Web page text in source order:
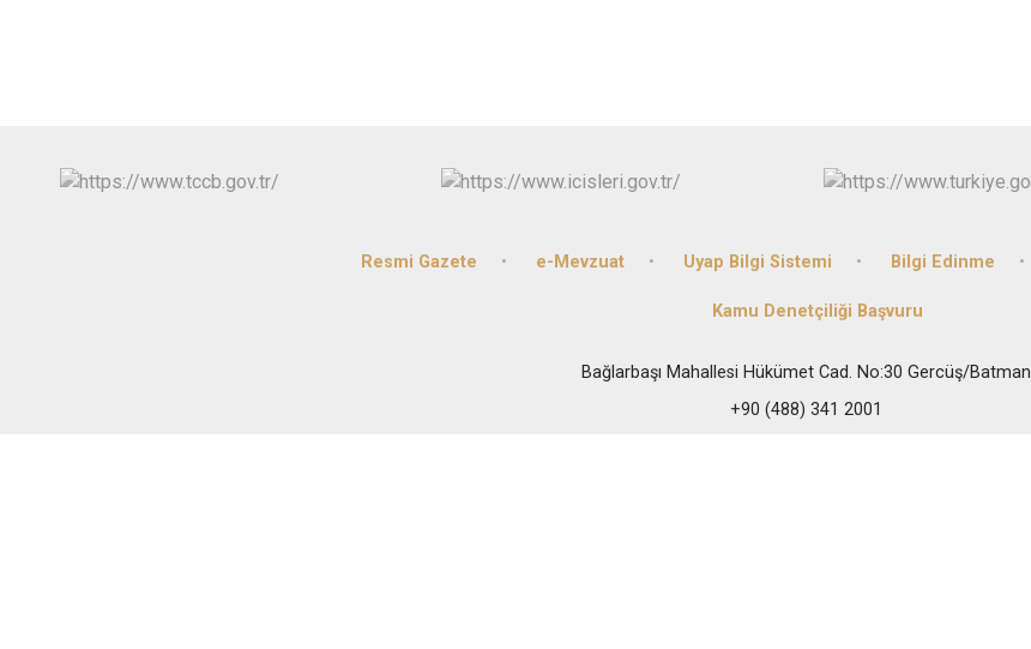
Resmi Gazete e-Mevzuat Uyap Bilgi Sistemi Bilgi Edinme
Kamu Denetçiliği Başvuru
Bağlarbaşı Mahallesi Hükümet Cad. No:30 Gercüş/Batman
+90 (488) 341 2001